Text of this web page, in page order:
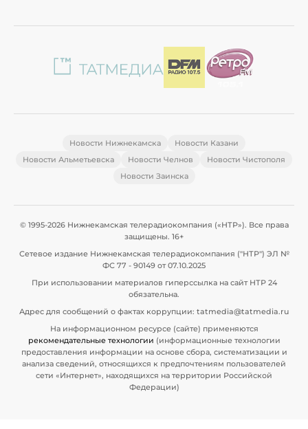
Новости Нижнекамска
Новости Казани
Новости Альметьевска
Новости Челнов
Новости Чистополя
Новости Заинска
© 1995-2026 Нижнекамская телерадиокомпания («НТР»). Все права
защищены. 16+
Сетевое издание Нижнекамская телерадиокомпания ("НТР") ЭЛ №
ФС 77 - 90149 от 07.10.2025
При использовании материалов гиперссылка на сайт НТР 24
обязательна.
Адрес для сообщений о фактах коррупции: tatmedia@tatmedia.ru
На информационном ресурсе (сайте) применяются
рекомендательные технологии (информационные технологии
предоставления информации на основе сбора, систематизации и
анализа сведений, относящихся к предпочтениям пользователей
сети «Интернет», находящихся на территории Российской
Федерации)